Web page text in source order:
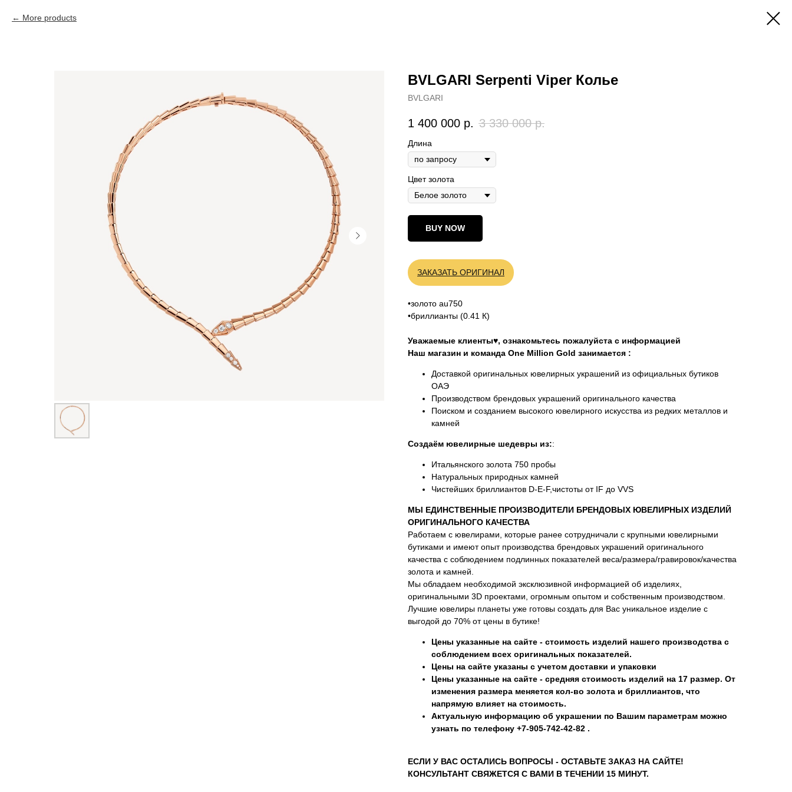
More products
BVLGARI Serpenti Viper Колье
BVLGARI
1 400 000 р. 3 330 000 р.
Длина
Цвет золота
BUY NOW
ЗАКАЗАТЬ ОРИГИНАЛ
•золото au750
•бриллианты (0.41 К)
Уважаемые клиенты♥, ознакомьтесь пожалуйста с информацией
Наш магазин и команда One Million Gold занимается :
Доставкой оригинальных ювелирных украшений из официальных бутиков
ОАЭ
Производством брендовых украшений оригинального качества
Поиском и созданием высокого ювелирного искусства из редких металлов и
камней
Создаём ювелирные шедевры из::
Итальянского золота 750 пробы
Натуральных природных камней
Чистейших бриллиантов D-E-F,чистоты от IF до VVS
МЫ ЕДИНСТВЕННЫЕ ПРОИЗВОДИТЕЛИ БРЕНДОВЫХ ЮВЕЛИРНЫХ ИЗДЕЛИЙ
ОРИГИНАЛЬНОГО КАЧЕСТВА
Работаем с ювелирами, которые ранее сотрудничали с крупными ювелирными
бутиками и имеют опыт производства брендовых украшений оригинального
качества с соблюдением подлинных показателей веса/размера/гравировок/качества
золота и камней.
Мы обладаем необходимой эксклюзивной информацией об изделиях,
оригинальными 3D проектами, огромным опытом и собственным производством.
Лучшие ювелиры планеты уже готовы создать для Вас уникальное изделие с
выгодой до 70% от цены в бутике!
Цены указанные на сайте - стоимость изделий нашего производства с
соблюдением всех оригинальных показателей.
Цены на сайте указаны с учетом доставки и упаковки
Цены указанные на сайте - средняя стоимость изделий на 17 размер. От
изменения размера меняется кол-во золота и бриллиантов, что
напрямую влияет на стоимость.
Актуальную информацию об украшении по Вашим параметрам можно
узнать по телефону +7-905-742-42-82 .
ЕСЛИ У ВАС ОСТАЛИСЬ ВОПРОСЫ - ОСТАВЬТЕ ЗАКАЗ НА САЙТЕ!
КОНСУЛЬТАНТ СВЯЖЕТСЯ С ВАМИ В ТЕЧЕНИИ 15 МИНУТ.